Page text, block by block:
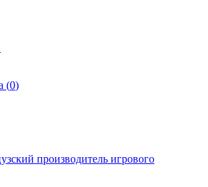
(0)
производитель игрового